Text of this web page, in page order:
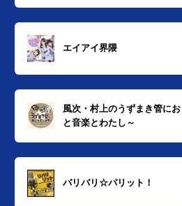
エイアイ界隈
風次・村上のうずまき管に
と音楽とわたし～
バリバリ☆バリット！